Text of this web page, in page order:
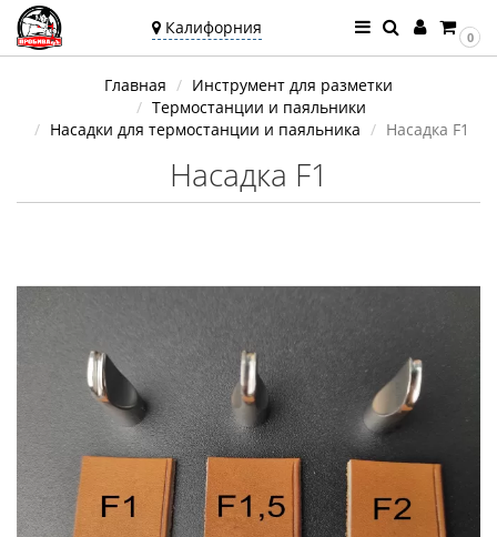
Калифорния
Калифорния
Угадали?
0
Главная
Инструмент для разметки
Термостанции и паяльники
Насадки для термостанции и паяльника
Насадка F1
Насадка F1